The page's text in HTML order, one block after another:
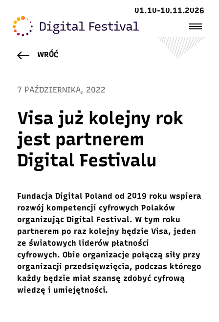
01.10-10.11.2026
WRÓĆ
7 PAŹDZIERNIKA, 2022
Visa już kolejny rok
jest partnerem
Digital Festivalu
Fundacja Digital Poland od 2019 roku wspiera
rozwój kompetencji cyfrowych Polaków
organizując Digital Festival. W tym roku
partnerem po raz kolejny będzie Visa, jeden
ze światowych liderów płatności
cyfrowych. Obie organizacje połączą siły przy
organizacji przedsięwzięcia, podczas którego
każdy będzie miał szansę zdobyć cyfrową
wiedzę i umiejętności.